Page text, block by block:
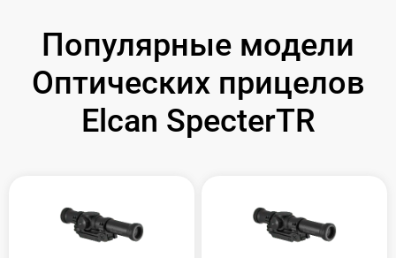
Популярные модели
Оптических прицелов
Elcan SpecterTR